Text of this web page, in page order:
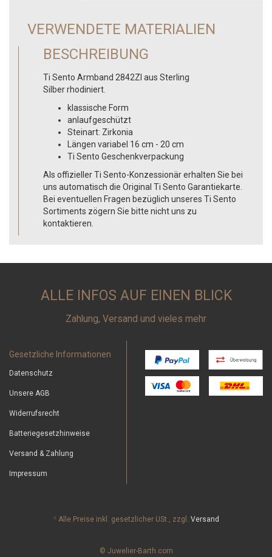
VERWENDETE MATERIALIEN
BESCHREIBUNG
Ti Sento Armband 2842ZI aus Sterling
Silber rhodiniert.
klassische Form
anlaufgeschützt
Steinart: Zirkonia
Längen variabel 16 cm - 20 cm
Ti Sento Geschenkverpackung
Als offizieller Ti Sento-Konzessionär erhalten Sie bei
uns automatisch die Original Ti Sento Garantiekarte.
Bei eventuellen Fragen bezüglich unseres Ti Sento
Sortiments zögern Sie bitte nicht uns zu
kontaktieren.
ALLE INFOS AUF EINEN BLICK
Zahlung, Versand und vieles mehr
Gesetzliche Informationen
Datenschutz
Unsere AGB
Widerrufsrecht
Batteriegesetzhinweise
Versand & Zahlung
Impressum
* Alle Preise inkl. gesetzlicher USt., zzgl. Versand
© Juwelier-Barth.com